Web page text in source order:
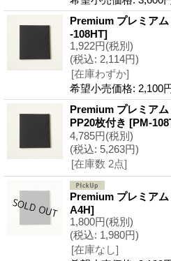
Premium プレミア
-108HT]
1,922円(税別)
(税込: 2,114円)
[在庫わずか]
希望小売価格: 2,100
Premium プレミア
PP20枚付き [PM-
4,785円(税別)
(税込: 5,263円)
[在庫数 2点]
Premium プレミア
A4H]
1,800円(税別)
(税込: 1,980円)
[在庫なし]